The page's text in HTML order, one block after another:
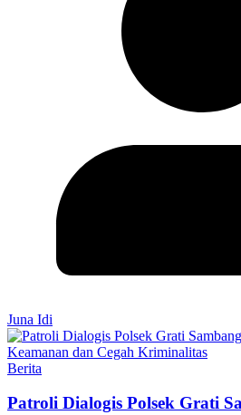
Juna Idi
Berita
Patroli Dialogis Polsek Grati